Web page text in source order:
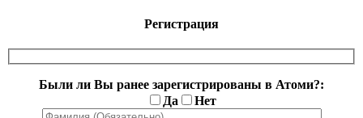
Регистрация
Были ли Вы ранее зарегистрированы в Атоми?:
Да
Нет